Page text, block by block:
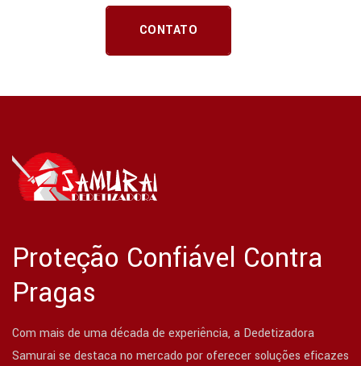
CONTATO
Proteção Confiável Contra
Pragas
Com mais de uma década de experiência, a Dedetizadora
Samurai se destaca no mercado por oferecer soluções eficazes